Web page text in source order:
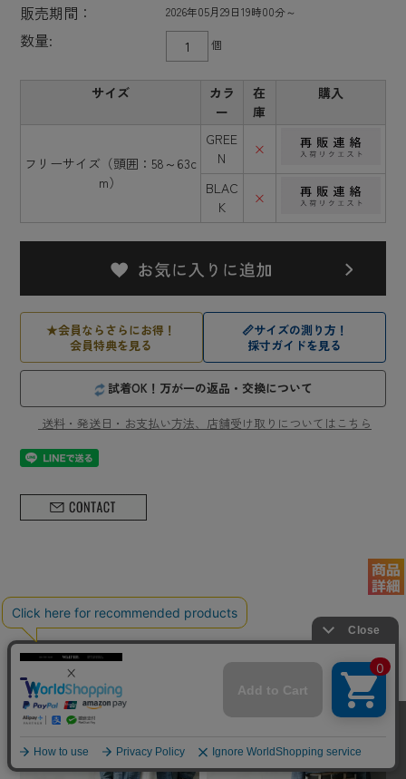
販売期間：
2026年05月29日19時00分～
数量: 個
サイズ
カラ
ー
在
庫
購入
フリーサイズ（頭囲：58～63c
m）
GREE
N
×
BLAC
K
×
★会員ならさらにお得！
会員特典を見る
📏サイズの測り方！
採寸ガイドを見る
試着OK！万が一の返品・交換について
送料・発送日・お支払い方法、店舗受け取りについてはこちら
ミリタリーショップWAIPER オススメアイテ
ム